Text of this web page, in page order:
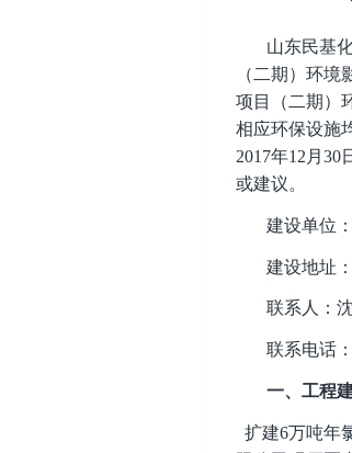
山东民基
（二期）环
项目（二期）
相应环保设施
2017年12月
或建议。
建设单位
建设地址
联系人：
联系电话
一、工程
扩建6万吨年